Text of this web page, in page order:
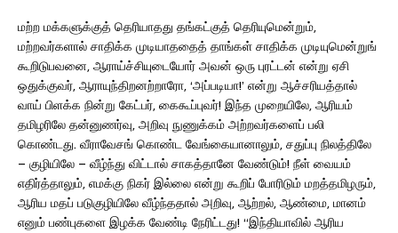
மற்ற மக்களுக்குத் தெரியாதது தங்கட்குத் தெரியுமென்றும்,
மற்றவர்களால் சாதிக்க முடியாததைத் தாங்கள் சாதிக்க முடியுமென்றுங்
கூறிடுபவனை, ஆராய்ச்சியுடையோர் அவன் ஒரு புரட்டன் என்று ஏசி
ஒதுக்குவர், ஆராயுந்திறனற்றாரோ, ‘அப்படியா!’ என்று ஆச்சரியத்தால்
வாய் பிளக்க நின்று கேட்பர், கைகூப்புவர்! இந்த முறையிலே, ஆரியம்
தமிழரிலே தன்னுணர்வு, அறிவு நுணுக்கம் அற்றவர்களைப் பலி
கொண்டது. வீராவேசங் கொண்ட வேங்கையானாலும், சதுப்பு நிலத்திலே
– குழியிலே – வீழ்ந்து விட்டால் சாகத்தானே வேண்டும்! நீள் வையம்
எதிர்த்தாலும், எமக்கு நிகர் இல்லை என்று கூறிப் போரிடும் மறத்தமிழரும்,
ஆரிய மதப் படுகுழியிலே வீழ்ந்ததால் அறிவு, ஆற்றல், ஆண்மை, மானம்
எனும் பண்புகளை இழக்க வேண்டி நேரிட்டது! “இந்தியாவில் ஆரிய